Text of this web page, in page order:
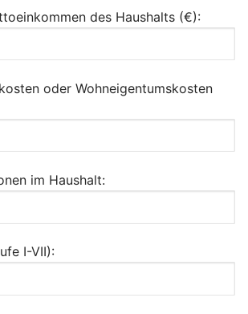
des Haushalts (€):
oder Wohneigentumskosten
im Haushalt:
I-VII):